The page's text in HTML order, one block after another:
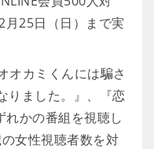
25日（日）まで実
オカミくんには騙さ
りました。』、『恋
かの番組を視聴し
女性視聴者数を対